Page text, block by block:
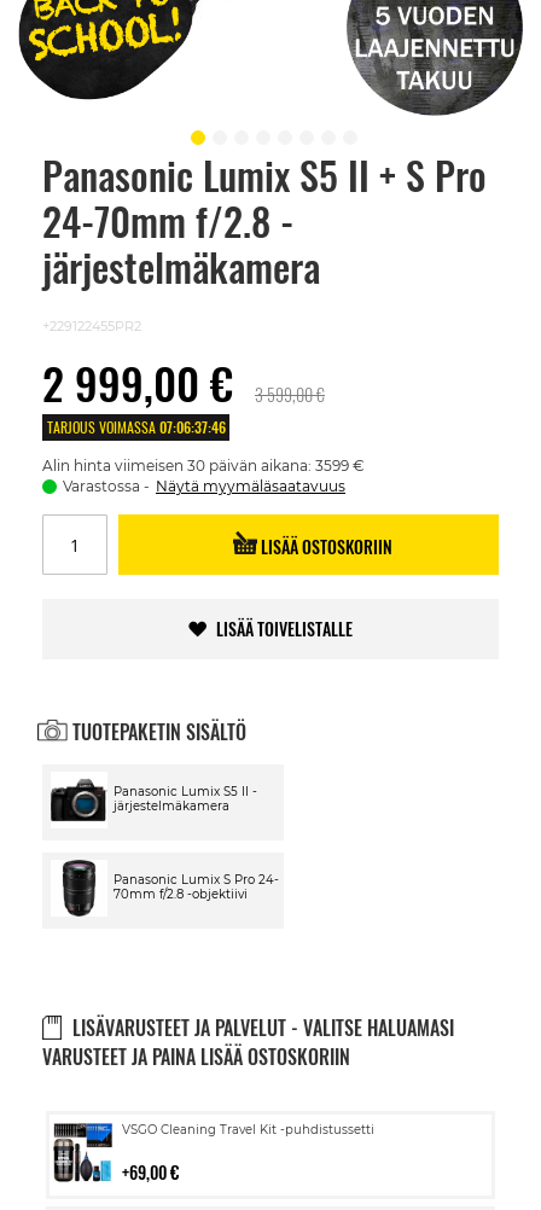
Panasonic Lumix S5 II + S Pro
24-70mm f/2.8 -
järjestelmäkamera
+229122455PR2
2 999,00 € 3 599,00 €
TARJOUS VOIMASSA 07:06:37:46
Alin hinta viimeisen 30 päivän aikana: 3599 €
Varastossa
Näytä myymäläsaatavuus
LISÄÄ OSTOSKORIIN
LISÄÄ TOIVELISTALLE
TUOTEPAKETIN SISÄLTÖ
Panasonic Lumix S5 II -
järjestelmäkamera
Panasonic Lumix S Pro 24-
70mm f/2.8 -objektiivi
LISÄVARUSTEET JA PALVELUT - VALITSE HALUAMASI
VARUSTEET JA PAINA LISÄÄ OSTOSKORIIN
VSGO Cleaning Travel Kit -puhdistussetti
69,00 €
Lisää
Skip
beginning
images